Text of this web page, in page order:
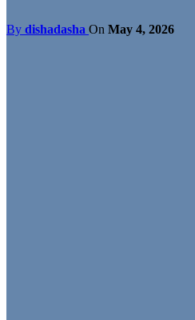
By dishadasha On May 4, 2026